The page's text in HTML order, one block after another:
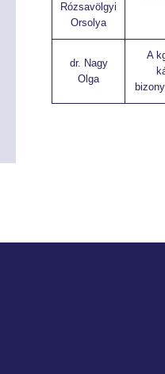
Rózsavölgyi
Orsolya
dr. Nagy
Olga
A